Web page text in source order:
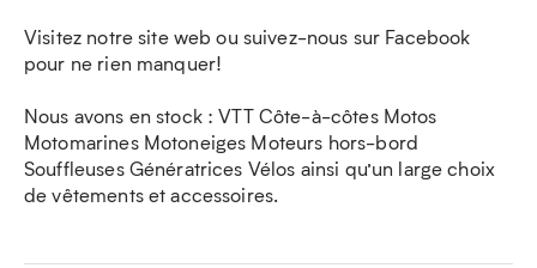
Visitez notre site web ou suivez-nous sur Facebook
pour ne rien manquer!
Nous avons en stock : VTT Côte-à-côtes Motos
Motomarines Motoneiges Moteurs hors-bord
Souffleuses Génératrices Vélos ainsi qu’un large choix
de vêtements et accessoires.